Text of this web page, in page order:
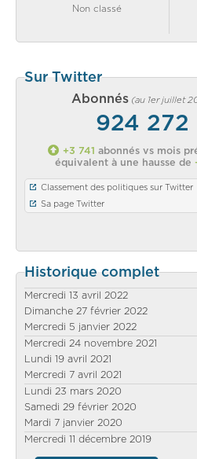
Non classé
Sur Twitter
Abonnés (au 1er juillet
924 272
+3 741abonnés vs mois
équivalent à une hausse de
Classement des politiques sur Twitter
Sa page Twitter
Historique complet
Mercredi 13 avril 2022
Dimanche 27 février 2022
Mercredi 5 janvier 2022
Mercredi 24 novembre 2021
Lundi 19 avril 2021
Mercredi 7 avril 2021
Lundi 23 mars 2020
Samedi 29 février 2020
Mardi 7 janvier 2020
Mercredi 11 décembre 2019